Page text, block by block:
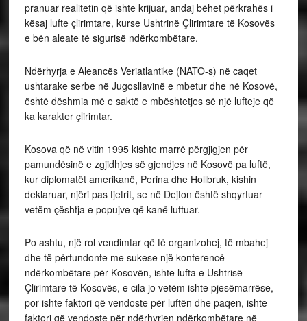
pranuar realitetin që ishte krijuar, andaj bëhet përkrahës i
kësaj lufte çlirimtare, kurse Ushtrinë Çlirimtare të Kosovës
e bën aleate të sigurisë ndërkombëtare.
Ndërhyrja e Aleancës Veriatlantike (NATO-s) në caqet
ushtarake serbe në Jugosllavinë e mbetur dhe në Kosovë,
është dëshmia më e saktë e mbështetjes së një lufteje që
ka karakter çlirimtar.
Kosova që në vitin 1995 kishte marrë përgjigjen për
pamundësinë e zgjidhjes së gjendjes në Kosovë pa luftë,
kur diplomatët amerikanë, Perina dhe Hollbruk, kishin
deklaruar, njëri pas tjetrit, se në Dejton është shqyrtuar
vetëm çështja e popujve që kanë luftuar.
Po ashtu, një rol vendimtar që të organizohej, të mbahej
dhe të përfundonte me sukese një konferencë
ndërkombëtare për Kosovën, ishte lufta e Ushtrisë
Çlirimtare të Kosovës, e cila jo vetëm ishte pjesëmarrëse,
por ishte faktori që vendoste për luftën dhe paqen, ishte
faktori që vendoste për ndërhyrjen ndërkombëtare në